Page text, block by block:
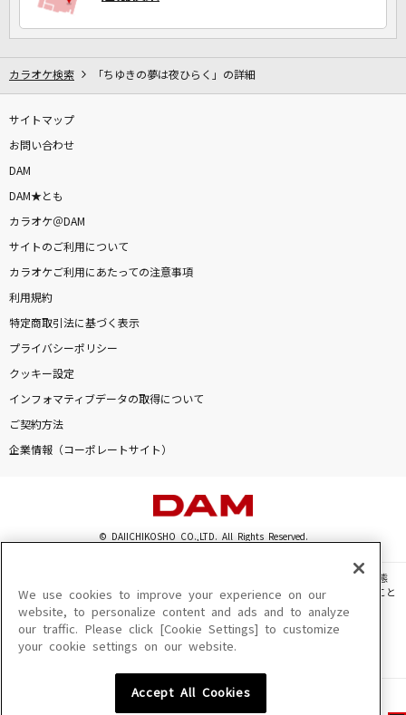
カラオケ検索 「ちゆきの夢は夜ひらく」の詳細
サイトマップ
お問い合わせ
DAM
DAM★とも
カラオケ＠DAM
サイトのご利用について
カラオケご利用にあたっての注意事項
利用規約
特定商取引法に基づく表示
プライバシーポリシー
クッキー設定
インフォマティブデータの取得について
ご契約方法
企業情報（コーポレートサイト）
© DAIICHIKOSHO CO.,LTD. All Rights Reserved.
このサイトに掲載されている一切の文章・画像・写真・動画・音声等を、手段や形態
を問わず、著作権法の定める範囲を超えて無断で複製、転載、ファイル化などすること
を禁じます。
楽曲及びコンテンツは、機種によりご利用いただけない場合があります。
楽曲及びコンテンツの配信日、配信内容が変更になる場合があります。
We use cookies to improve your experience on our
website, to personalize content and ads and to analyze
our traffic. Please click [Cookie Settings] to customize
your cookie settings on our website.
Accept All Cookies